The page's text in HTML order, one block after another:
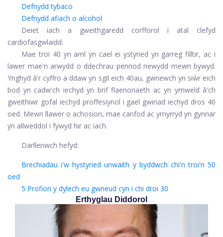
Defnydd tybaco
Defnydd afiach o alcohol
Deiet iach a gweithgaredd corfforol i atal clefyd
cardiofasgwlaidd.
Mae troi 40 yn aml yn cael ei ystyried yn garreg filltir, ac i
lawer mae'n arwydd o ddechrau pennod newydd mewn bywyd.
Ynghyd â'r cyffro a ddaw yn sgil eich 40au, gwnewch yn siŵr eich
bod yn cadw'ch iechyd yn brif flaenoriaeth ac yn ymweld â'ch
gweithiwr gofal iechyd proffesiynol i gael gwiriad iechyd dros 40
oed. Mewn llawer o achosion, mae canfod ac ymyrryd yn gynnar
yn allweddol i fywyd hir ac iach.
Darllenwch hefyd:
Brechiadau i'w hystyried unwaith y byddwch chi'n troi'n 50
oed
5 Profion y dylech eu gwneud cyn i chi droi 30
Erthyglau Diddorol